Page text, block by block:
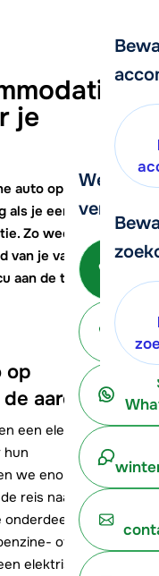
We
verder!
Bel
je
auto op
je een
Zo weet je
van je vakantie ook
aan de terugreis
op
aarde
een elektrische
hun
we enorm toe,
reis naar de
is van de
of
elektrische auto